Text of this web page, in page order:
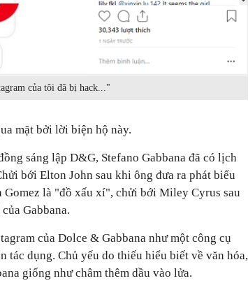
của tôi đã bị hack..."
mặt bởi lời biện hộ này.
sáng lập D&G, Stefano Gabbana đã có lịch
bới Elton John sau khi ông đưa ra phát biểu
là "đồ xấu xí", chửi bới Miley Cyrus sau
Gabbana.
của Dolce & Gabbana như một công cụ
tác dụng. Chủ yếu do thiếu hiểu biết về văn hóa,
giống như châm thêm dầu vào lửa.